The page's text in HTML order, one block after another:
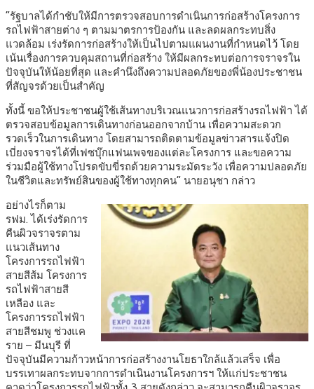
“รัฐบาลได้กำชับให้มีการตรวจสอบการดำเนินการก่อสร้างโครงการ
รถไฟฟ้าสายต่าง ๆ ตามมาตรการป้องกัน และลดผลกระทบสิ่ง
แวดล้อม เร่งรัดการก่อสร้างให้เป็นไปตามแผนงานที่กำหนดไว้ โดย
เน้นเรื่องการควบคุมสถานที่ก่อสร้าง ให้มีผลกระทบต่อการจราจรใน
ปัจจุบันให้น้อยที่สุด และคำนึงถึงความปลอดภัยของพี่น้องประชาชน
ที่สัญจรด้วยเป็นสำคัญ
ทั้งนี้ ขอให้ประชาชนผู้ใช้เส้นทางบริเวณแนวการก่อสร้างรถไฟฟ้า ได้
ตรวจสอบข้อมูลการเดินทางก่อนออกจากบ้าน เพื่อความสะดวก
รวดเร็วในการเดินทาง โดยสามารถติดตามข้อมูลข่าวสารแจ้งปิด
เบี่ยงจราจรได้ที่เฟซบุ๊กแฟนเพจของแต่ละโครงการ และขอความ
ร่วมมือผู้ใช้ทางโปรดขับขี่รถด้วยความระมัดระวัง เพื่อความปลอดภัย
ในชีวิตและทรัพย์สินของผู้ใช้ทางทุกคน” นายอนุชา กล่าว
อย่างไรก็ตาม
รฟม. ได้เร่งรัดการ
คืนผิวจราจรตาม
แนวเส้นทาง
โครงการรถไฟฟ้า
สายสีส้ม โครงการ
รถไฟฟ้าสายสี
เหลือง และ
โครงการรถไฟฟ้า
สายสีชมพู ช่วงแค
ราย – มีนบุรี ที่
ปัจจุบันมีความก้าวหน้าการก่อสร้างงานโยธาใกล้แล้วเสร็จ เพื่อ
บรรเทาผลกระทบจากการดำเนินงานโครงการฯ ให้แก่ประชาชน